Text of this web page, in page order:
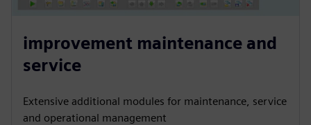
improvement maintenance and
service
Extensive additional modules for maintenance, service
and operational management